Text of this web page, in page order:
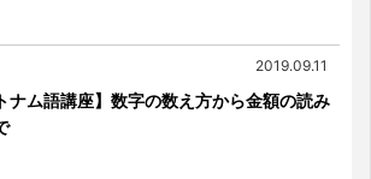
2019.09.11
ナム語講座】数字の数え方から金額の読み